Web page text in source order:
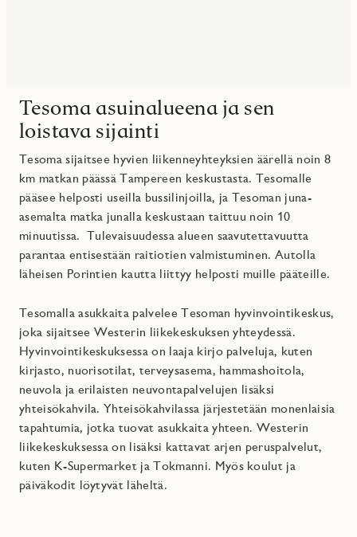
Tesoma asuinalueena ja sen
loistava sijainti
Tesoma sijaitsee hyvien liikenneyhteyksien äärellä noin 8
km matkan päässä Tampereen keskustasta. Tesomalle
pääsee helposti useilla bussilinjoilla, ja Tesoman juna-
asemalta matka junalla keskustaan taittuu noin 10
minuutissa.Tulevaisuudessa alueen saavutettavuutta
parantaa entisestään raitiotien valmistuminen. Autolla
läheisen Porintien kautta liittyy helposti muille pääteille.
Tesomalla asukkaita palvelee Tesoman hyvinvointikeskus,
joka sijaitsee Westerin liikekeskuksen yhteydessä.
Hyvinvointikeskuksessa on laaja kirjo palveluja, kuten
kirjasto, nuorisotilat, terveysasema, hammashoitola,
neuvola ja erilaisten neuvontapalvelujen lisäksi
yhteisökahvila. Yhteisökahvilassa järjestetään monenlaisia
tapahtumia, jotka tuovat asukkaita yhteen. Westerin
liikekeskuksessa on lisäksi kattavat arjen peruspalvelut,
kuten K-Supermarket ja Tokmanni. Myös koulut ja
päiväkodit löytyvät läheltä.